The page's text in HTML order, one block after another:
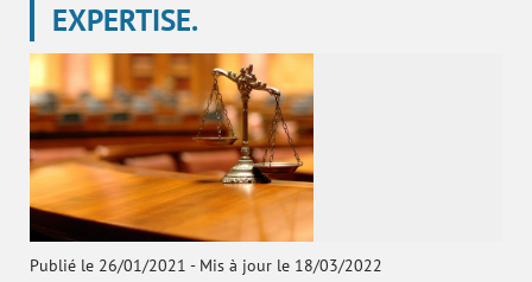
EXPERTISE.
Publié le 26/01/2021 - Mis à jour le 18/03/2022